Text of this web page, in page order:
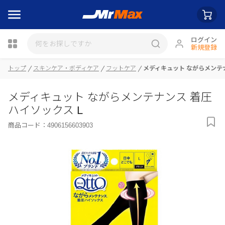
ログイン
新規登録
トップ スキンケア・ボディケア フットケア メディキュット ながらメン
メディキュット ながらメンテナンス 着圧
ハイソックス L
商品コード： 4906156603903